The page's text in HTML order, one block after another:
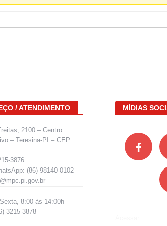
/ ATENDIMENTO
2100 – Centro
– Teresina-PI – CEP:
3876
(86) 98140-0102
8:00 às 14:00h
3215-3878
MÍDIAS